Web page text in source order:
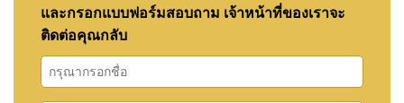
และกรอกแบบฟอร์มสอบถาม เจ้าหน้าที่ของเราจะ
ติดต่อคุณกลับ